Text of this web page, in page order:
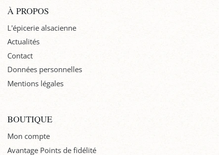
À PROPOS
L'épicerie alsacienne
Actualités
Contact
Données personnelles
Mentions légales
BOUTIQUE
Mon compte
Avantage Points de fidélité